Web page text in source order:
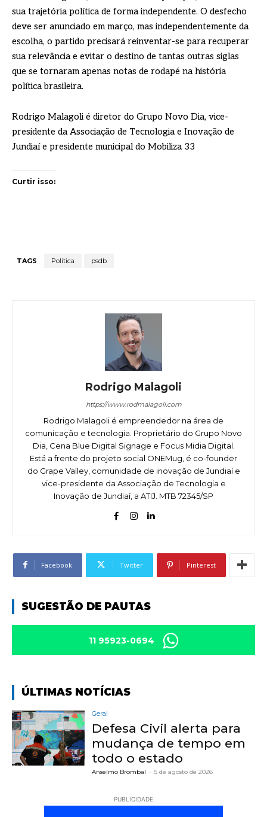
sua trajetória política de forma independente. O desfecho
deve ser anunciado em março, mas independentemente da
escolha, o partido precisará reinventar-se para recuperar
sua relevância e evitar o destino de tantas outras siglas
que se tornaram apenas notas de rodapé na história
política brasileira.
Rodrigo Malagoli é diretor do Grupo Novo Dia, vice-
presidente da Associação de Tecnologia e Inovação de
Jundiaí e presidente municipal do Mobiliza 33
Curtir isso:
TAGS Política psdb
Rodrigo Malagoli
https://www.rodmalagoli.com
Rodrigo Malagoli é empreendedor na área de
comunicação e tecnologia. Proprietário do Grupo Novo
Dia, Cena Blue Digital Signage e Focus Midia Digital.
Está a frente do projeto social ONEMug, é co-founder
do Grape Valley, comunidade de inovação de Jundiaí e
vice-presidente da Associação de Tecnologia e
Inovação de Jundiaí, a ATIJ. MTB 72345/SP
Facebook Twitter Pinterest
SUGESTÃO DE PAUTAS
11 95923-0694
ÚLTIMAS NOTÍCIAS
Geral
Defesa Civil alerta para
mudança de tempo em
todo o estado
Anselmo Brombal - 5 de agosto de 2026
PUBLICIDADE